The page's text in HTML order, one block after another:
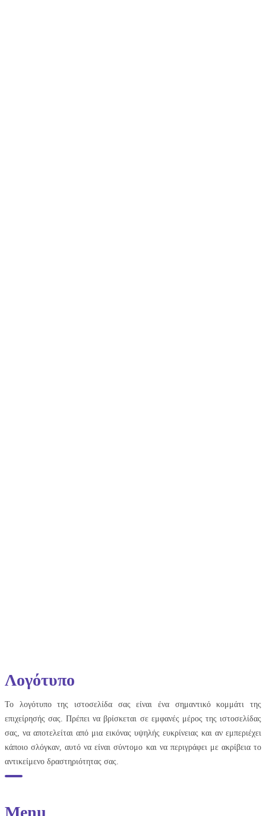
Λογότυπο
Το λογότυπο της ιστοσελίδα σας είναι ένα σημαντικό κομμάτι της
επιχείρησής σας. Πρέπει να βρίσκεται σε εμφανές μέρος της ιστοσελίδας
σας, να αποτελείται από μια εικόνας υψηλής ευκρίνειας και αν εμπεριέχει
κάποιο σλόγκαν, αυτό να είναι σύντομο και να περιγράφει με ακρίβεια το
αντικείμενο δραστηριότητας σας.
Menu